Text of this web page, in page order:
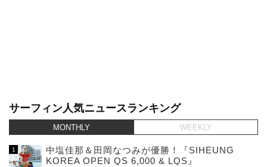
サーフィン人気ニュースランキング
MONTHLY WEEKLY
中塩佳那＆田岡なつみが優勝！『SIHEUNG
KOREA OPEN QS 6,000 & LQS』